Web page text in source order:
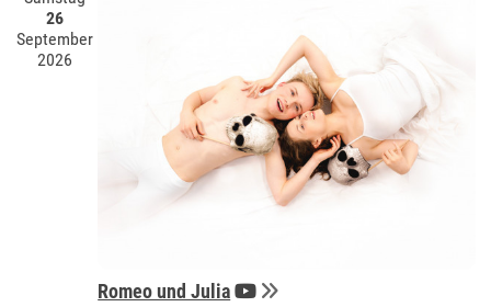
26
September
2026
Romeo und Julia